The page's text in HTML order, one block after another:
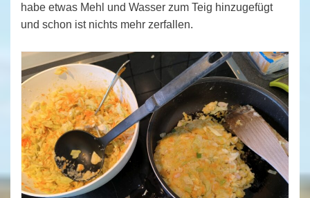
habe etwas Mehl und Wasser zum Teig hinzugefügt
und schon ist nichts mehr zerfallen.